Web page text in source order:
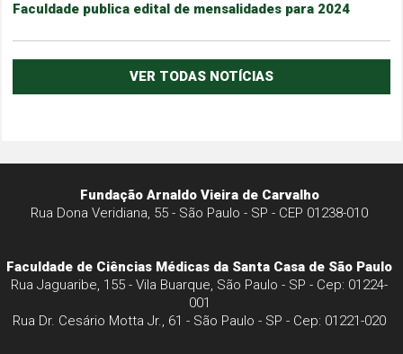
Faculdade publica edital de mensalidades para 2024
VER TODAS NOTÍCIAS
Fundação Arnaldo Vieira de Carvalho
Rua Dona Veridiana, 55 - São Paulo - SP - CEP 01238-010
Faculdade de Ciências Médicas da Santa Casa de São Paulo
Rua Jaguaribe, 155 - Vila Buarque, São Paulo - SP - Cep: 01224-
001
Rua Dr. Cesário Motta Jr., 61 - São Paulo - SP - Cep: 01221-020